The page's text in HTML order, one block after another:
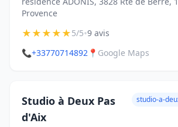
Provence
★★★★★5/5•9 avis
📞+33770714892 📍 Google Maps
Studio à Deux Pas
d'Aix
studio-a-